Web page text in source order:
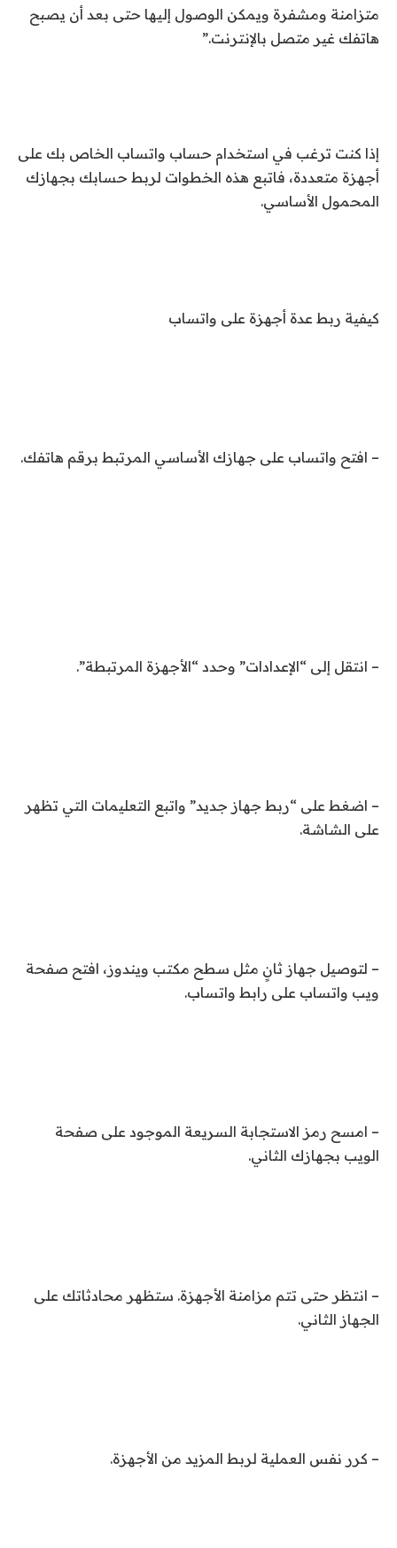
متزامنة ومشفرة ويمكن الوصول إليها حتى بعد أن يصبح
هاتفك غير متصل بالإنترنت.”
إذا كنت ترغب في استخدام حساب واتساب الخاص بك على
أجهزة متعددة، فاتبع هذه الخطوات لربط حسابك بجهازك
المحمول الأساسي.
كيفية ربط عدة أجهزة على واتساب
– افتح واتساب على جهازك الأساسي المرتبط برقم هاتفك.
– انتقل إلى “الإعدادات” وحدد “الأجهزة المرتبطة”.
– اضغط على “ربط جهاز جديد” واتبع التعليمات التي تظهر
على الشاشة.
– لتوصيل جهاز ثانٍ مثل سطح مكتب ويندوز، افتح صفحة
ويب واتساب على رابط واتساب.
– امسح رمز الاستجابة السريعة الموجود على صفحة
الويب بجهازك الثاني.
– انتظر حتى تتم مزامنة الأجهزة. ستظهر محادثاتك على
الجهاز الثاني.
– كرر نفس العملية لربط المزيد من الأجهزة.